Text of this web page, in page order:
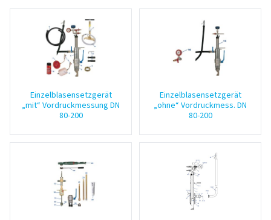
Einzelblasensetzgerät
„mit“ Vordruckmessung DN
80-200
Einzelblasensetzgerät
„ohne“ Vordruckmess. DN
80-200